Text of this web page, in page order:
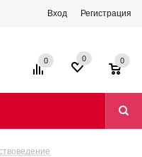
Вход Регистрация
0 0 0